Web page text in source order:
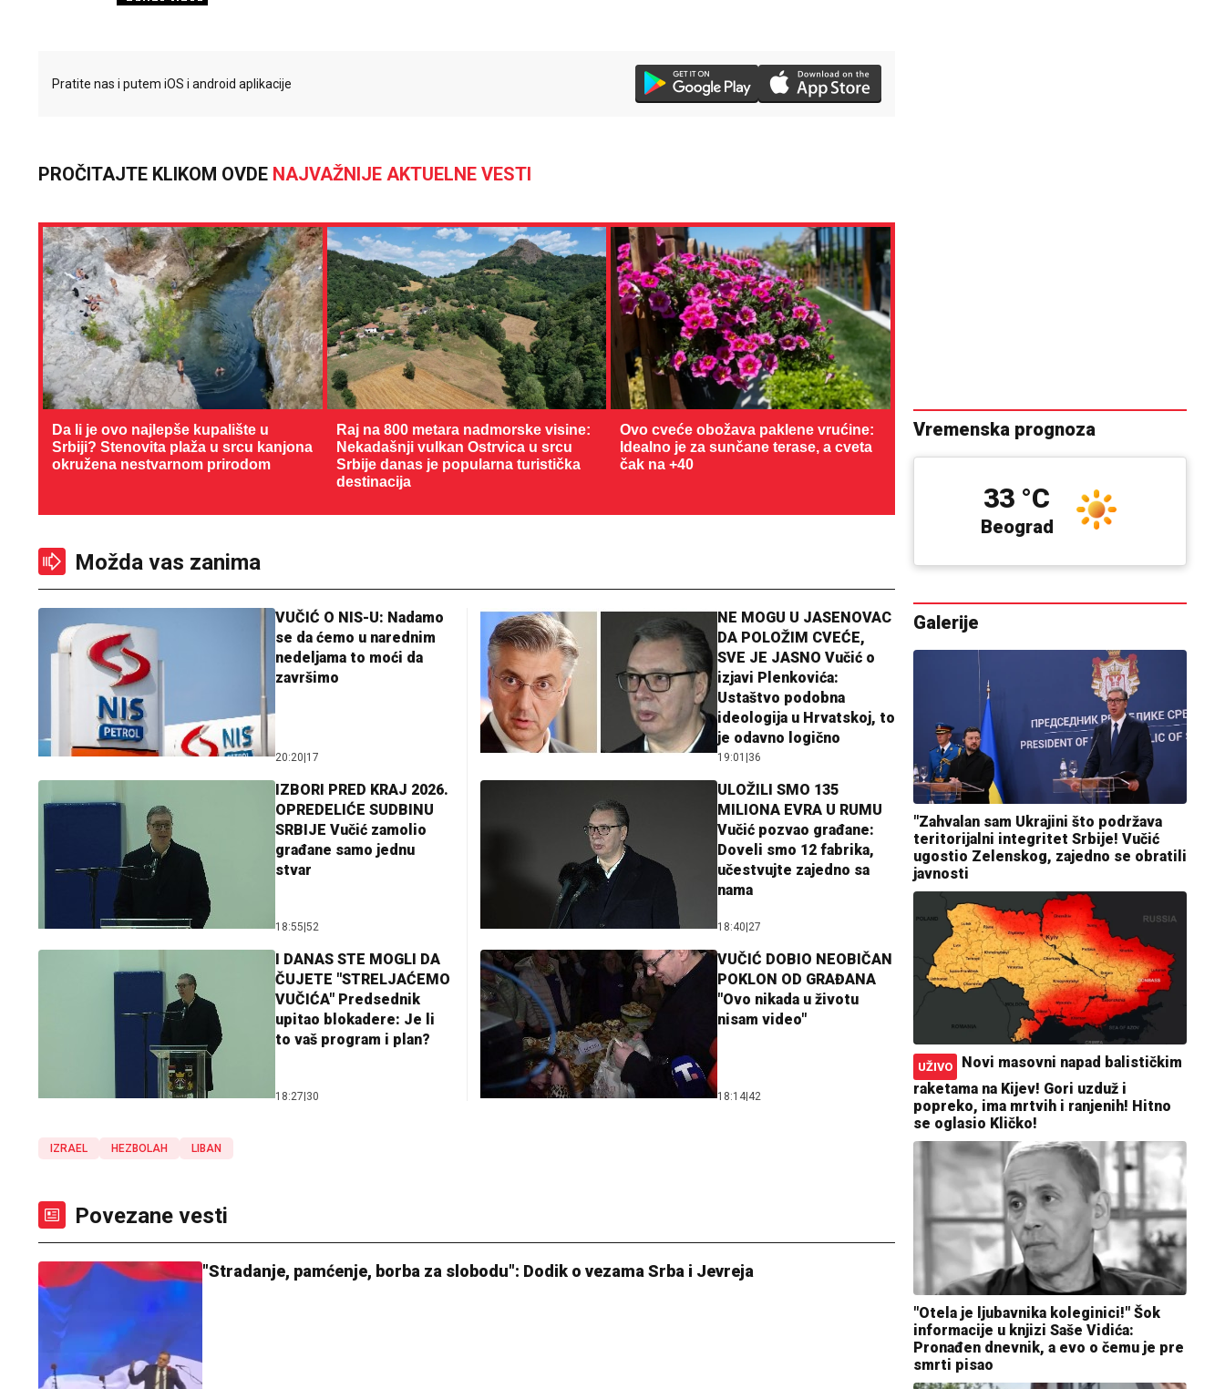
Pratite nas i putem iOS i android aplikacije
PROČITAJTE KLIKOM OVDE NAJVAŽNIJE AKTUELNE VESTI
Da li je ovo najlepše kupalište u
Srbiji? Stenovita plaža u srcu kanjona
okružena nestvarnom prirodom
Raj na 800 metara nadmorske visine:
Nekadašnji vulkan Ostrvica u srcu
Srbije danas je popularna turistička
destinacija
Ovo cveće obožava paklene vrućine:
Idealno je za sunčane terase, a cveta
čak na +40
Možda vas zanima
VUČIĆ O NIS-U: Nadamo
se da ćemo u narednim
nedeljama to moći da
završimo
20:20|17
NE MOGU U JASENOVAC
DA POLOŽIM CVEĆE,
SVE JE JASNO Vučić o
izjavi Plenkovića:
Ustaštvo podobna
ideologija u Hrvatskoj, to
je odavno logično
19:01 |36
IZBORI PRED KRAJ 2026.
OPREDELIĆE SUDBINU
SRBIJE Vučić zamolio
građane samo jednu
stvar
18:55|52
ULOŽILI SMO 135
MILIONA EVRA U RUMU
Vučić pozvao građane:
Doveli smo 12 fabrika,
učestvujte zajedno sa
nama
18:40|27
I DANAS STE MOGLI DA
ČUJETE "STRELJAĆEMO
VUČIĆA" Predsednik
upitao blokadere: Je li
to vaš program i plan?
18:27|30
VUČIĆ DOBIO NEOBIČAN
POKLON OD GRAĐANA
"Ovo nikada u životu
nisam video"
18:14|42
IZRAEL HEZBOLAH LIBAN
Povezane vesti
"Stradanje, pamćenje, borba za slobodu": Dodik o vezama Srba i Jevreja
Vremenska prognoza
Beograd
33 °C
Galerije
"Zahvalan sam Ukrajini što podržava
teritorijalni integritet Srbije! Vučić
ugostio Zelenskog, zajedno se obratili
javnosti
UŽIVO
Novi masovni napad balističkim
raketama na Kijev! Gori uzduž i
popreko, ima mrtvih i ranjenih! Hitno
se oglasio Kličko!
"Otela je ljubavnika koleginici!" Šok
informacije u knjizi Saše Vidića:
Pronađen dnevnik, a evo o čemu je pre
smrti pisao